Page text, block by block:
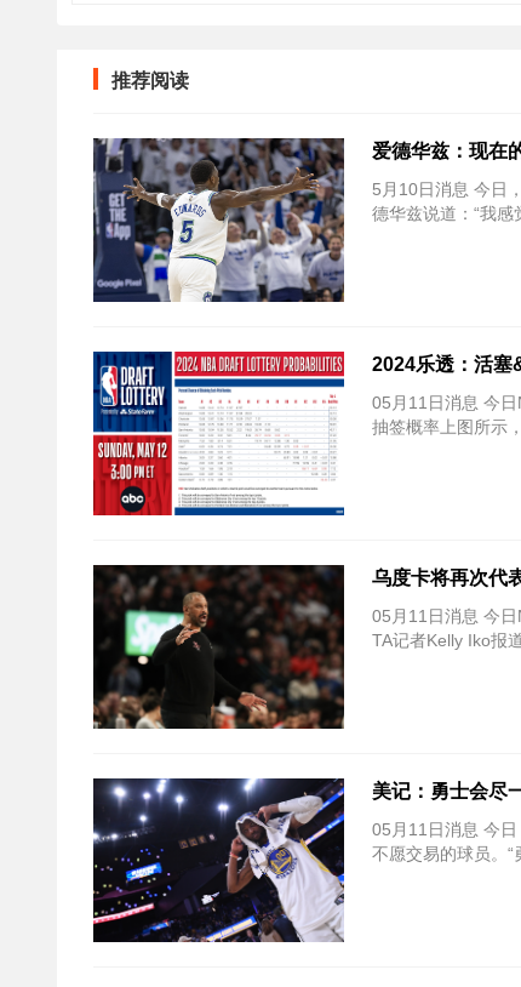
推荐阅读
爱德华兹：现在
5月10日消息 今日
德华兹说道：“我感
2024乐透：活塞
05月11日消息 今
抽签概率上图所示
乌度卡将再次代
05月11日消息 今
TA记者Kelly Iko报
美记：勇士会尽
05月11日消息 今
不愿交易的球员。